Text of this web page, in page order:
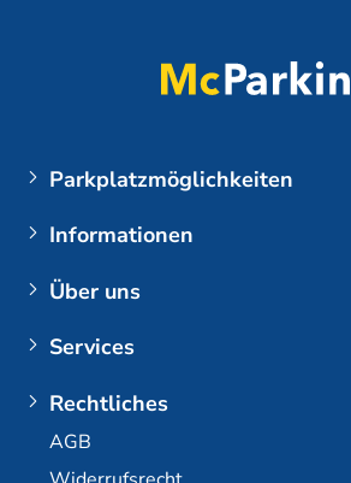
Parkplatzmöglichkeiten
Informationen
Meine Buchung
Flughafen Berlin Brandenburg
Über uns
Services
Rechtliches
AGB